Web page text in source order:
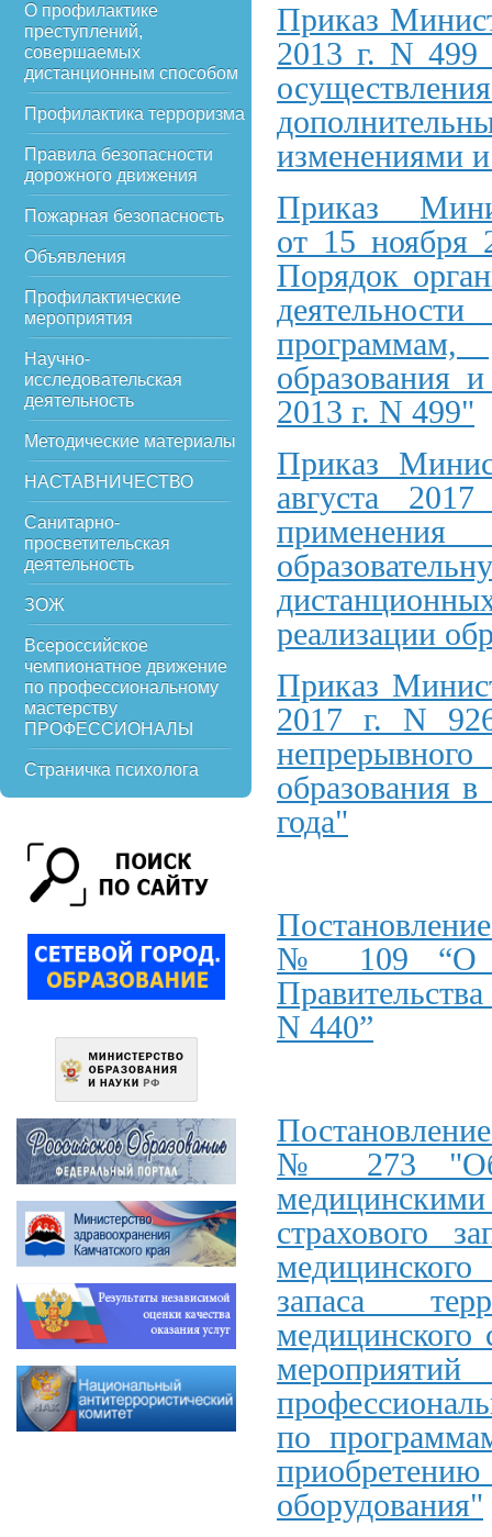
О профилактике
преступлений,
совершаемых
дистанционным способом
Профилактика терроризма
Правила безопасности
дорожного движения
Пожарная безопасность
Объявления
Профилактические
мероприятия
Научно-
исследовательская
деятельность
Методические материалы
НАСТАВНИЧЕСТВО
Санитарно-
просветительская
деятельность
ЗОЖ
Всероссийское
чемпионатное движение
по профессиональному
мастерству
ПРОФЕССИОНАЛЫ
Страничка психолога
Приказ
2013 г. N 499
изменениями
Приказ
от 15 ноября
Порядок
программам,
образования
2013 г. N 499"
Приказ
августа
реализации
Приказ
2017 г. N
образования
года"
№ 109 “О
N 440”
№ 273 "Об
страхового
медицинского
запаса
медицинского
по
оборудования"